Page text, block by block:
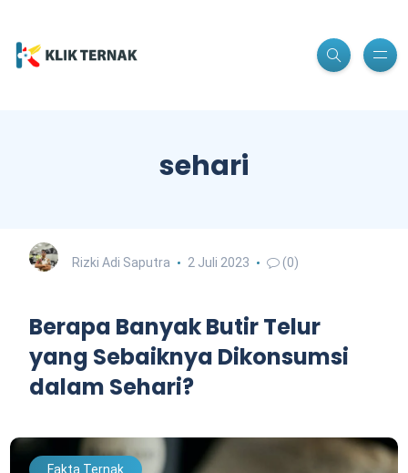
sehari
Rizki Adi Saputra 2 Juli 2023 (0)
Berapa Banyak Butir Telur
yang Sebaiknya Dikonsumsi
dalam Sehari?
Fakta Ternak